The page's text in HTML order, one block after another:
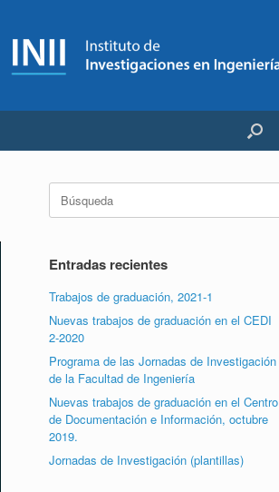
Buscar:
Entradas recientes
Trabajos de graduación, 2021-1
Nuevas trabajos de graduación en el CEDI
2-2020
Programa de las Jornadas de Investigación
de la Facultad de Ingeniería
Nuevas trabajos de graduación en el Centro
de Documentación e Información, octubre
2019.
Jornadas de Investigación (plantillas)